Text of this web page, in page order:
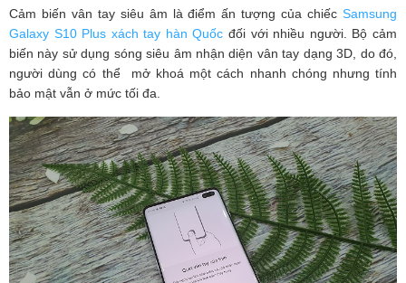
Cảm biến vân tay siêu âm là điểm ấn tượng của chiếc Samsung
Galaxy S10 Plus xách tay hàn Quốc đối với nhiều người. Bộ cảm
biến này sử dụng sóng siêu âm nhận diện vân tay dạng 3D, do đó,
người dùng có thể mở khoá một cách nhanh chóng nhưng tính
bảo mật vẫn ở mức tối đa.